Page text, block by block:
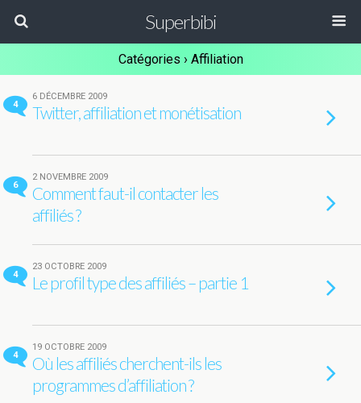
Superbibi
Catégories › Affiliation
4
6 DÉCEMBRE 2009
Twitter, affiliation et monétisation
6
2 NOVEMBRE 2009
Comment faut-il contacter les
affiliés ?
4
23 OCTOBRE 2009
Le profil type des affiliés – partie 1
4
19 OCTOBRE 2009
Où les affiliés cherchent-ils les
programmes d’affiliation ?